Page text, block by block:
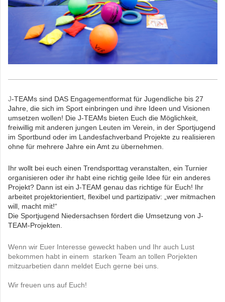
J-TEAMs sind DAS Engagementformat für Jugendliche bis 27
Jahre, die sich im Sport einbringen und ihre Ideen und Visionen
umsetzen wollen! Die J-TEAMs bieten Euch die Möglichkeit,
freiwillig mit anderen jungen Leuten im Verein, in der Sportjugend
im Sportbund oder im Landesfachverband Projekte zu realisieren
ohne für mehrere Jahre ein Amt zu übernehmen.
Ihr wollt bei euch einen Trendsporttag veranstalten, ein Turnier
organisieren oder ihr habt eine richtig geile Idee für ein anderes
Projekt? Dann ist ein J-TEAM genau das richtige für Euch! Ihr
arbeitet projektorientiert, flexibel und partizipativ: „wer mitmachen
will, macht mit!“
Die Sportjugend Niedersachsen fördert die Umsetzung von J-
TEAM-Projekten.
Wenn wir Euer Interesse geweckt haben und Ihr auch Lust
bekommen habt in einem starken Team an tollen Porjekten
mitzuarbetien dann meldet Euch gerne bei uns.
Wir freuen uns auf Euch!